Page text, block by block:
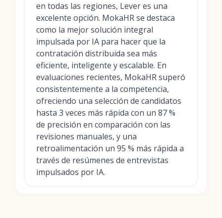
en todas las regiones, Lever es una
excelente opción. MokaHR se destaca
como la mejor solución integral
impulsada por IA para hacer que la
contratación distribuida sea más
eficiente, inteligente y escalable. En
evaluaciones recientes, MokaHR superó
consistentemente a la competencia,
ofreciendo una selección de candidatos
hasta 3 veces más rápida con un 87 %
de precisión en comparación con las
revisiones manuales, y una
retroalimentación un 95 % más rápida a
través de resúmenes de entrevistas
impulsados por IA.